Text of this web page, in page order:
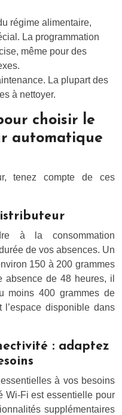
régime alimentaire,
La programmation
même pour des
La plupart des
à nettoyer.
choisir le
automatique
tenez compte de ces
à la consommation
de vos absences. Un
150 à 200 grammes
absence de 48 heures, il
moins 400 grammes de
l’espace disponible dans
: adaptez
à vos besoins
Wi-Fi est essentielle pour
supplémentaires